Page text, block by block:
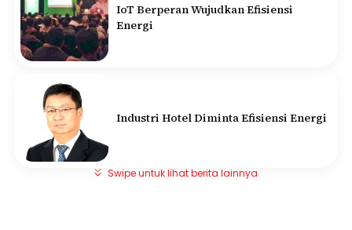
IoT Berperan Wujudkan Efisiensi
Energi
Industri Hotel Diminta Efisiensi Energi
Swipe untuk lihat berita lainnya